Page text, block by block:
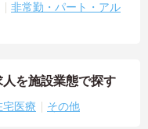
非常勤・パート・アル
を施設業態で探す
宅医療 その他